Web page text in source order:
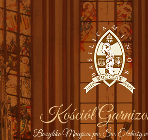
Kościół
Bazylika Mniejsza pw. Św. Elżbiety